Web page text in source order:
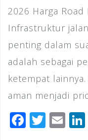
2026 Harga
Infrastruktur
penting dalam
adalah sebagai
ketempat
aman menjadi
F T E